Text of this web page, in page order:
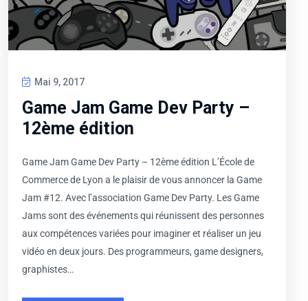
Mai 9, 2017
Game Jam Game Dev Party –
12ème édition
Game Jam Game Dev Party – 12ème édition L’École de
Commerce de Lyon a le plaisir de vous annoncer la Game
Jam #12. Avec l’association Game Dev Party. Les Game
Jams sont des événements qui réunissent des personnes
aux compétences variées pour imaginer et réaliser un jeu
vidéo en deux jours. Des programmeurs, game designers,
graphistes…